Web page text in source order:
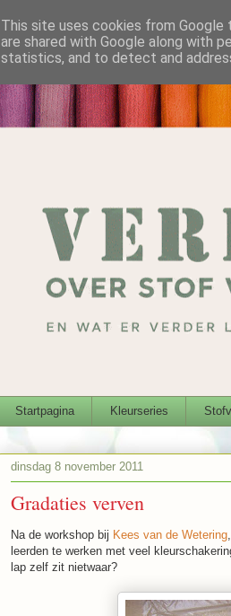
Startpagina Kleurseries
dinsdag 8 november 2011
Gradaties verven
Na de workshop bij Kees van de Wetering
leerden te werken met veel
lap zelf zit nietwaar?
This site uses cookies from Google
are shared with Google along with
statistics, and to detect and